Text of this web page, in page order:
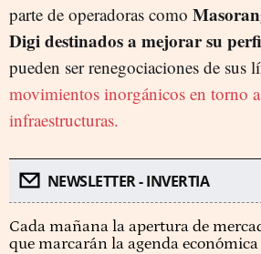
parte de operadoras como
Digi destinados a mejorar su
pueden ser renegociaciones de sus
movimientos inorgánicos en torno
infraestructuras.
NEWSLETTER - INVERTIA
Cada mañana la apertura de
que marcarán la agenda económica